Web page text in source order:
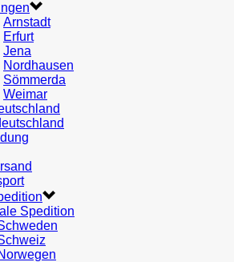
Arnstadt
Erfurt
Jena
Nordhausen
Sömmerda
Weimar
Spedition